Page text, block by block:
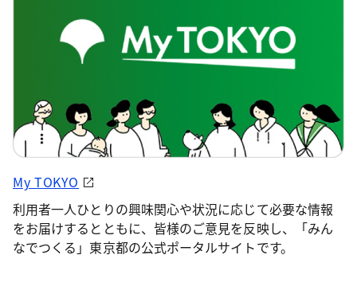
My TOKYO
利用者一人ひとりの興味関心や状況に応じて必要な情報
をお届けするとともに、皆様のご意見を反映し、「みん
なでつくる」東京都の公式ポータルサイトです。